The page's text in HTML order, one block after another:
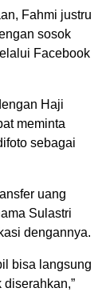
Fahmi justru
sosok
Facebook
Haji
meminta
sebagai
uang
Sulastri
dengannya.
bisa langsung